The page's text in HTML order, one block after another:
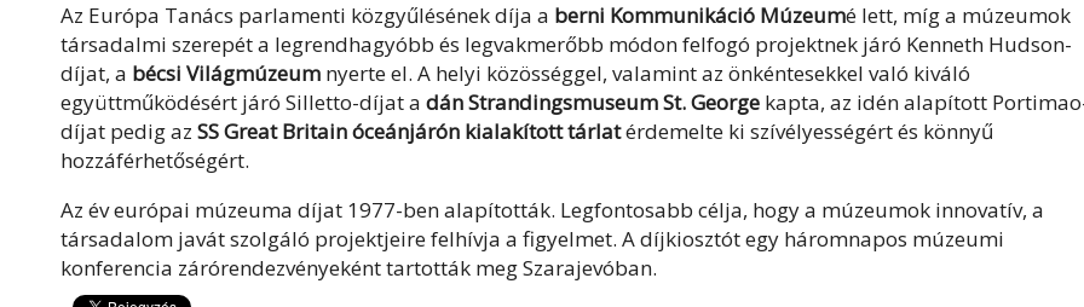
Az Európa Tanács parlamenti közgyűlésének díja a berni Kommunikáció Múzeumé lett, míg a múzeumok
társadalmi szerepét a legrendhagyóbb és legvakmerőbb módon felfogó projektnek járó Kenneth Hudson-
díjat, a bécsi Világmúzeum nyerte el. A helyi közösséggel, valamint az önkéntesekkel való kiváló
együttműködésért járó Silletto-díjat a dán Strandingsmuseum St. George kapta, az idén alapított
díjat pedig az SS Great Britain óceánjárón kialakított tárlatérdemelte ki szívélyességért és könnyű
hozzáférhetőségért.
Az év európai múzeuma díjat 1977-ben alapították. Legfontosabb célja, hogy a múzeumok innovatív, a
társadalom javát szolgáló projektjeire felhívja a figyelmet. A díjkiosztót egy háromnapos múzeumi
konferencia zárórendezvényeként tartották meg Szarajevóban.